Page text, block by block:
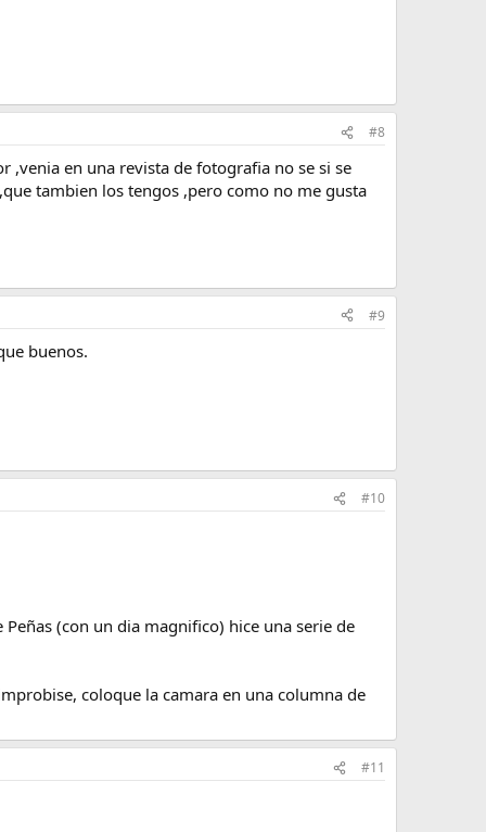
#8
en una revista de fotografia no se si se
tambien los tengos ,pero como no me gusta
#9
buenos.
#10
(con un dia magnifico) hice una serie de
coloque la camara en una columna de
#11